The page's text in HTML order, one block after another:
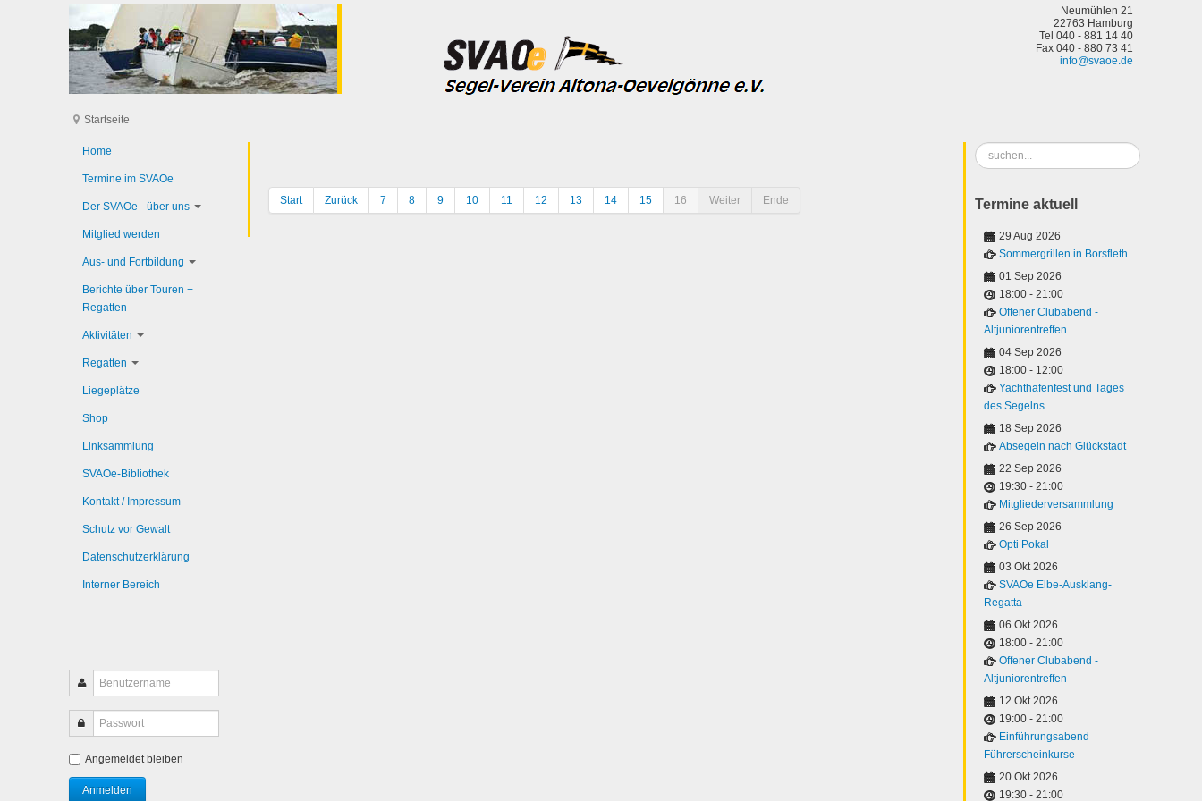
Neumühlen 21
22763 Hamburg
Tel 040 - 881 14 40
Fax 040 - 880 73 41
info@svaoe.de
Startseite
Start Zurück 7 8 9 10 11 12 13 14 15 16 Weiter Ende
Home
Termine im SVAOe
Der SVAOe - über uns
Mitglied werden
Aus- und Fortbildung
Berichte über Touren +
Regatten
Aktivitäten
Regatten
Liegeplätze
Shop
Linksammlung
SVAOe-Bibliothek
Kontakt / Impressum
Schutz vor Gewalt
Datenschutzerklärung
Interner Bereich
Angemeldet bleiben
Suchen
...
Termine aktuell
29 Aug 2026
Sommergrillen in Borsfleth
01 Sep 2026
18:00 - 21:00
Offener Clubabend -
Altjuniorentreffen
04 Sep 2026
18:00 - 12:00
Yachthafenfest und Tages
des Segelns
18 Sep 2026
Absegeln nach Glückstadt
22 Sep 2026
19:30 - 21:00
Mitgliederversammlung
26 Sep 2026
Opti Pokal
03 Okt 2026
SVAOe Elbe-Ausklang-
Regatta
06 Okt 2026
18:00 - 21:00
Offener Clubabend -
Altjuniorentreffen
12 Okt 2026
19:00 - 21:00
Einführungsabend
Führerscheinkurse
20 Okt 2026
19:30 - 21:00